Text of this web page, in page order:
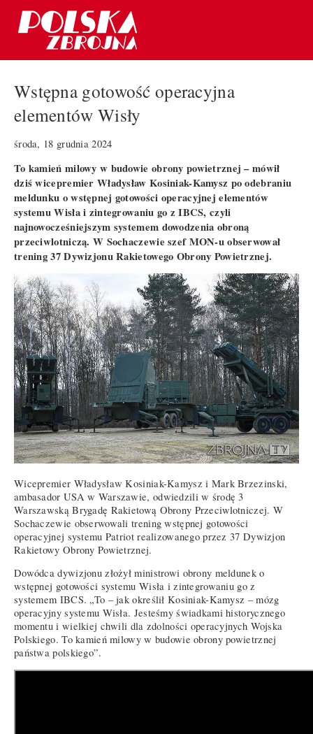
Wstępna gotowość operacyjna
elementów Wisły
środa, 18 grudnia 2024
To kamień milowy w budowie obrony powietrznej – mówił
dziś wicepremier Władysław Kosiniak-Kamysz po odebraniu
meldunku o wstępnej gotowości operacyjnej elementów
systemu Wisła i zintegrowaniu go z IBCS, czyli
najnowocześniejszym systemem dowodzenia obroną
przeciwlotniczą. W Sochaczewie szef MON-u obserwował
trening 37 Dywizjonu Rakietowego Obrony Powietrznej.
Wicepremier Władysław Kosiniak-Kamysz i Mark Brzezinski,
ambasador USA w Warszawie, odwiedzili w środę 3
Warszawską Brygadę Rakietową Obrony Przeciwlotniczej. W
Sochaczewie obserwowali trening wstępnej gotowości
operacyjnej systemu Patriot realizowanego przez 37 Dywizjon
Rakietowy Obrony Powietrznej.
Dowódca dywizjonu złożył ministrowi obrony meldunek o
wstępnej gotowości systemu Wisła i zintegrowaniu go z
systemem IBCS. „To – jak określił Kosiniak-Kamysz – mózg
operacyjny systemu Wisła. Jesteśmy świadkami historycznego
momentu i wielkiej chwili dla zdolności operacyjnych Wojska
Polskiego. To kamień milowy w budowie obrony powietrznej
państwa polskiego”.